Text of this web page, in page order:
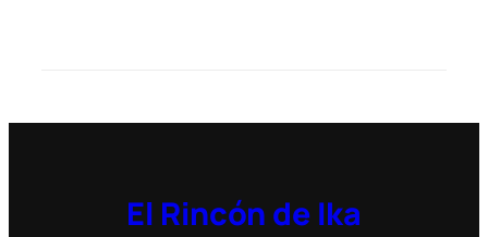
El Rincón de Ika